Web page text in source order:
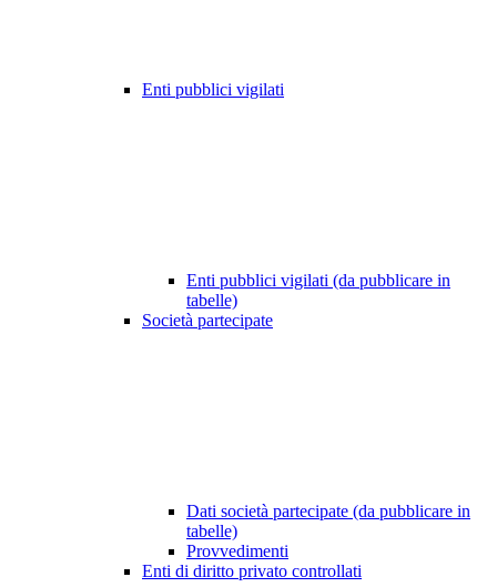
Enti pubblici vigilati
Enti pubblici vigilati (da pubblicare in
tabelle)
Società partecipate
Dati società partecipate (da pubblicare in
tabelle)
Provvedimenti
Enti di diritto privato controllati